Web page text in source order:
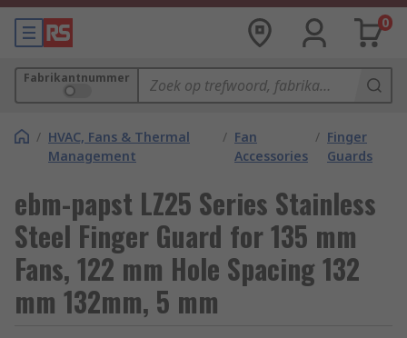
0
Fabrikantnummer
/ HVAC, Fans & Thermal
Management
/ Fan
Accessories
/ Finger
Guards
ebm-papst LZ25 Series Stainless
Steel Finger Guard for 135 mm
Fans, 122 mm Hole Spacing 132
mm 132mm, 5 mm